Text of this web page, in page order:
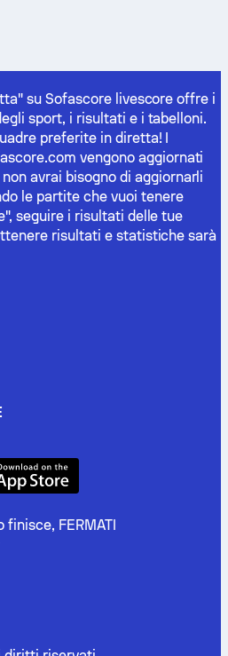
su Sofascore livescore offre i
sport, i risultati e i tabelloni.
preferite in diretta! I
vengono aggiornati
avrai bisogno di aggiornarli
le partite che vuoi tenere
seguire i risultati delle tue
risultati e statistiche sarà
FERMATI